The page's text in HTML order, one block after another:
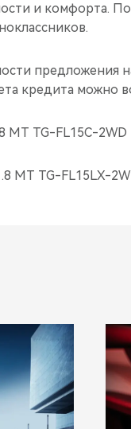
и комфорта.
предложения
кредита можно
MT TG-FL15C-2WD
MT TG-FL15LX-